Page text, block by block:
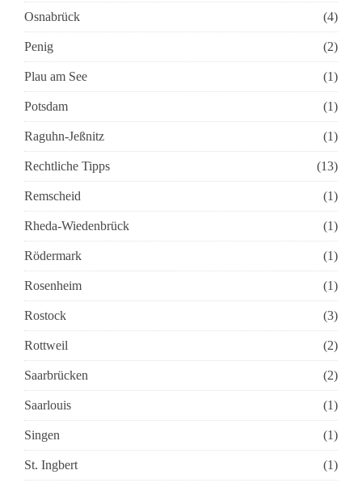
Osnabrück (4)
Penig (2)
Plau am See (1)
Potsdam (1)
Raguhn-Jeßnitz (1)
Rechtliche Tipps (13)
Remscheid (1)
Rheda-Wiedenbrück (1)
Rödermark (1)
Rosenheim (1)
Rostock (3)
Rottweil (2)
Saarbrücken (2)
Saarlouis (1)
Singen (1)
St. Ingbert (1)